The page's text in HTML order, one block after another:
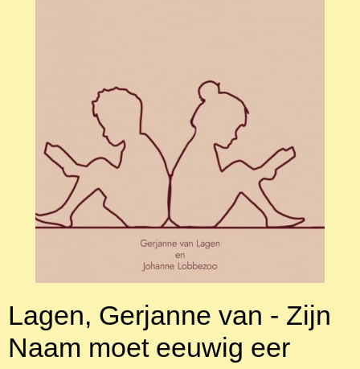
Lagen, Gerjanne van - Zijn
Naam moet eeuwig eer